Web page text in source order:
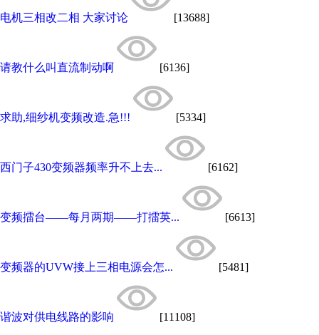
电机三相改二相 大家讨论 [13688]
请教什么叫直流制动啊 [6136]
求助,细纱机变频改造.急!!! [5334]
西门子430变频器频率升不上去... [6162]
变频擂台——每月两期——打擂英... [6613]
变频器的UVW接上三相电源会怎... [5481]
谐波对供电线路的影响 [11108]